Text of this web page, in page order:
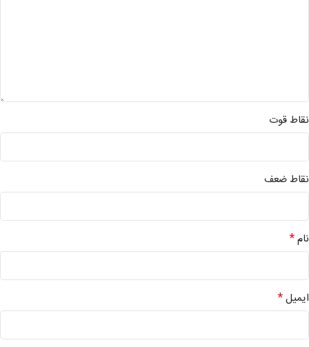
نقاط قوت
نقاط ضعف
نام*
ایمیل*